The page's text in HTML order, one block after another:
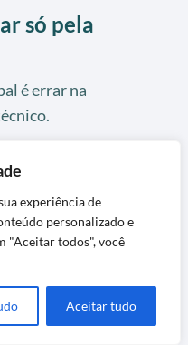
experiência de
personalizado e
"Aceitar todos", você
Aceitar tudo
só pela
é errar na
e Pagina Inicial
Balde deForma
Sem